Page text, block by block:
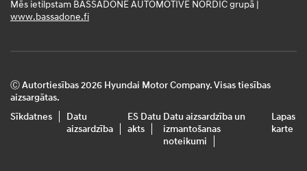
Mēs ietilpstam BASSADONE AUTOMOTIVE NORDIC grupā |
www.bassadone.fi
Ⓒ Autortiesības 2026 Hyundai Motor Company. Visas tiesības
aizsargātas.
Sīkdatnes
Datu
aizsardzība
ES Datu
akts
Datu aizsardzība un
izmantošanas
noteikumi
Lapas
karte